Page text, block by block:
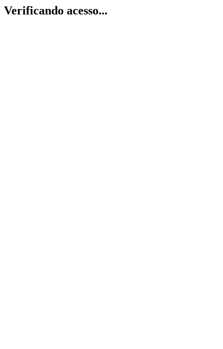
Verificando acesso...